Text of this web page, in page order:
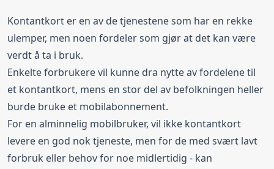
Kontantkort er en av de tjenestene som har en rekke
ulemper, men noen fordeler som gjør at det kan være
verdt å ta i bruk.
Enkelte forbrukere vil kunne dra nytte av fordelene til
et kontantkort, mens en stor del av befolkningen heller
burde bruke et mobilabonnement.
For en alminnelig mobilbruker, vil ikke kontantkort
levere en god nok tjeneste, men for de med svært lavt
forbruk eller behov for noe midlertidig - kan